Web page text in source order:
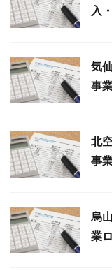
入
気
事
北
事
烏
業